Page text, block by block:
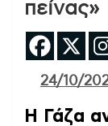
πείνας»
24/10/
Η Γάζα